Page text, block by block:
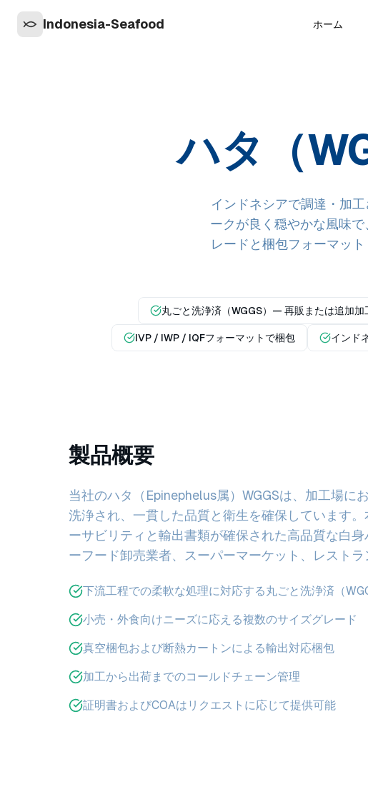
Indonesia-Seafood ホーム
ハタ（
インドネシアで調達・加
ークが良く穏やかな風味
レードと梱包フォーマッ
丸ごと洗浄済（WGGS）— 再販または追加加
IVP / IWP / IQFフォーマットで梱包 インド
製品概要
当社のハタ（Epinephelus属）WGGSは、加工場に
洗浄され、一貫した品質と衛生を確保しています。
ーサビリティと輸出書類が確保された高品質な白
ーフード卸売業者、スーパーマーケット、レストラ
下流工程での柔軟な処理に対応する丸ごと洗浄済（
小売・外食向けニーズに応える複数のサイズグレード
真空梱包および断熱カートンによる輸出対応梱包
加工から出荷までのコールドチェーン管理
証明書およびCOAはリクエストに応じて提供可能